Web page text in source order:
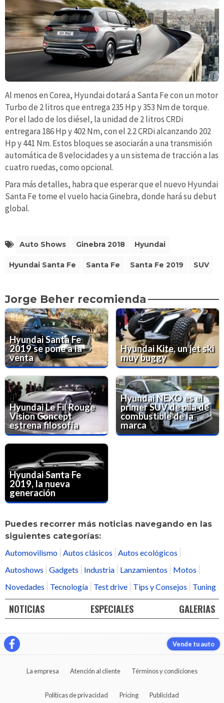
Al menos en Corea, Hyundai dotará a Santa Fe con un motor
Turbo de 2 litros que entrega 235 Hp y 353 Nm de torque.
Por el lado de los diésel, la unidad de 2 litros CRDi
entregara 186 Hp y 402 Nm, con el 2.2 CRDi alcanzando 202
Hp y 441 Nm. Estos bloques se asociarán a una transmisión
automática de 8 velocidades y a un sistema de tracción a las
cuatro ruedas, como opcional.
Para más detalles, habra que esperar que el nuevo Hyundai
Santa Fe tome el vuelo hacia Ginebra, donde hará su debut
global.
Auto Shows Ginebra 2018 Hyundai
Hyundai Santa Fe Santa Fe Santa Fe 2019 SUV
Jorge Beher recomienda
Hyundai Santa Fe
2019 se pone a la
venta
Hyundai Kite, un jet ski
muy buggy
Hyundai Le Fil Rouge
Vision Concept
estrena filosofía
Hyundai NEXO es el
primer SUV de pila de
combustible de la
marca
Hyundai Santa Fe
2019, la nueva
generación
Puedes recorrer más noticias navegando en las
siguientes categorías:
Automovilismo Autos clásicos
Autos ecológicos
Autoshows
Gadgets Industria Lanzamientos
Motos
Novedades
Tecnología Test drive Tips y Consejos Tuning
NOTICIAS ESPECIALES GALERIAS
Vende tu auto
La empresa Atención al cliente Términos y condiciones
Políticas de privacidad Pricing Publicidad